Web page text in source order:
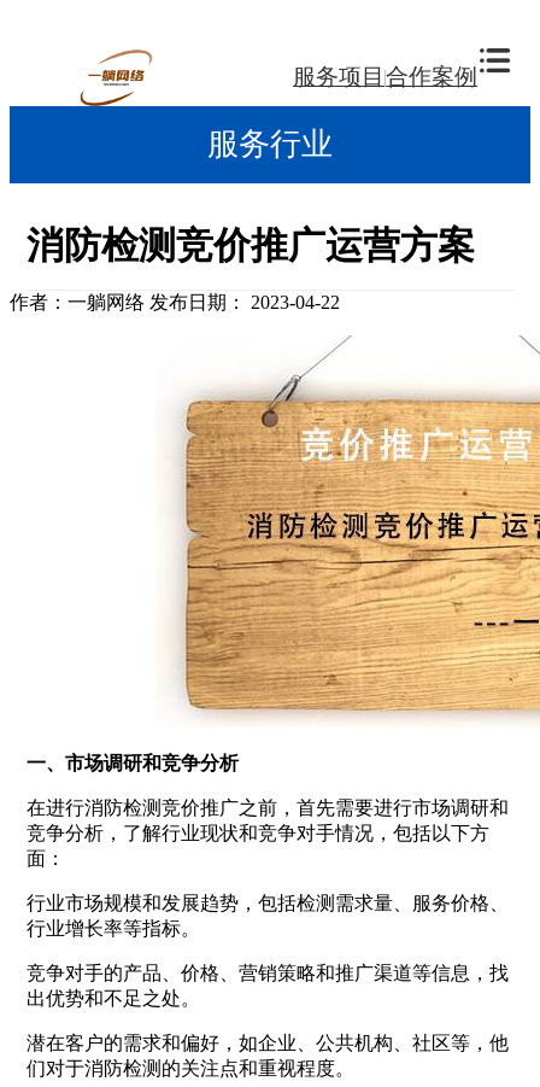
服务项目 合作案例
服务行业
消防检测竞价推广运营方案
作者：一躺网络 发布日期： 2023-04-22
一、市场调研和竞争分析
在进行消防检测竞价推广之前，首先需要进行市场调研和
竞争分析，了解行业现状和竞争对手情况，包括以下方
面：
行业市场规模和发展趋势，包括检测需求量、服务价格、
行业增长率等指标。
竞争对手的产品、价格、营销策略和推广渠道等信息，找
出优势和不足之处。
潜在客户的需求和偏好，如企业、公共机构、社区等，他
们对于消防检测的关注点和重视程度。